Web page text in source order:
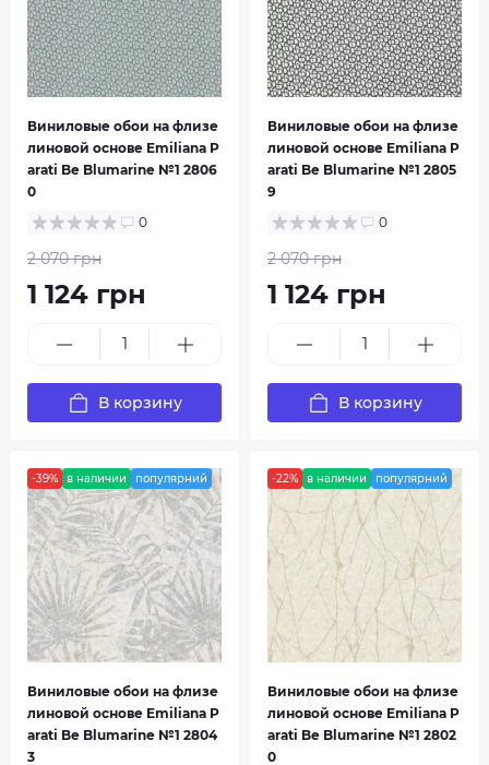
Виниловые обои на флизе
линовой основе Emiliana P
arati Be Blumarine №1 2806
0
0
2 070 грн
1 124 грн
В корзину
Виниловые обои на флизе
линовой основе Emiliana P
arati Be Blumarine №1 2805
9
0
2 070 грн
1 124 грн
В корзину
-39% в наличии популярний
Виниловые обои на флизе
линовой основе Emiliana P
arati Be Blumarine №1 2804
3
-22% в наличии популярний
Виниловые обои на флизе
линовой основе Emiliana P
arati Be Blumarine №1 2802
0